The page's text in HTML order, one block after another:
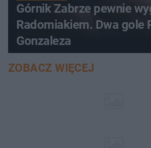
Górnik Zabrze pewnie
Radomiakiem. Dwa gole
Gonzaleza
ZOBACZ WIĘCEJ